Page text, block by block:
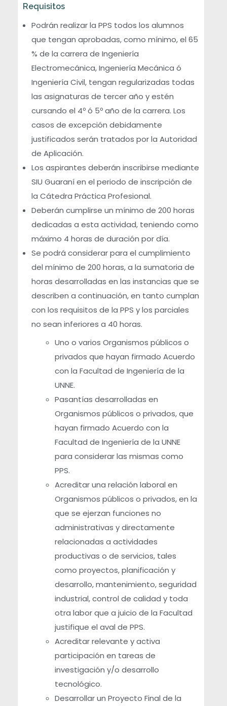
a
r
s
Requisitos
Podrán realizar la PPS todos los alumnos
que tengan aprobadas, como mínimo, el 65
% de la carrera de Ingeniería
Electromecánica, Ingeniería Mecánica ó
Ingeniería Civil, tengan regularizadas todas
las asignaturas de tercer año y estén
cursando el 4º ó 5º año de la carrera. Los
casos de excepción debidamente
justificados serán tratados por la Autoridad
de Aplicación.
Los aspirantes deberán inscribirse mediante
SIU Guaraní en el periodo de inscripción de
la Cátedra Práctica Profesional.
Deberán cumplirse un mínimo de 200 horas
dedicadas a esta actividad, teniendo como
máximo 4 horas de duración por día.
Se podrá considerar para el cumplimiento
del mínimo de 200 horas, a la sumatoria de
horas desarrolladas en las instancias que se
describen a continuación, en tanto cumplan
con los requisitos de la PPS y los parciales
no sean inferiores a 40 horas.
Uno o varios Organismos públicos o
privados que hayan firmado Acuerdo
con la Facultad de Ingeniería de la
UNNE.
Pasantías desarrolladas en
Organismos públicos o privados, que
hayan firmado Acuerdo con la
Facultad de Ingeniería de la UNNE
para considerar las mismas como
PPS.
Acreditar una relación laboral en
Organismos públicos o privados, en la
que se ejerzan funciones no
administrativas y directamente
relacionadas a actividades
productivas o de servicios, tales
como proyectos, planificación y
desarrollo, mantenimiento, seguridad
industrial, control de calidad y toda
otra labor que a juicio de la Facultad
justifique el aval de PPS.
Acreditar relevante y activa
participación en tareas de
investigación y/o desarrollo
tecnológico.
Desarrollar un Proyecto Final de la